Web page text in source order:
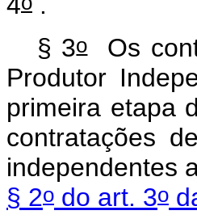
§ 3oOs
Produtor
primeira etapa
contratações
independentes
§ 2o do art. 3o